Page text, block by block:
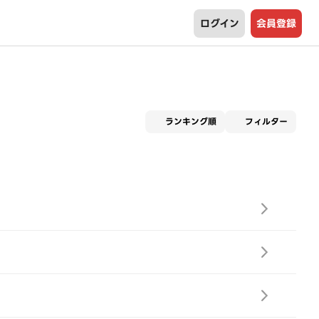
ログイン 会員登録
ランキング順 フィルター